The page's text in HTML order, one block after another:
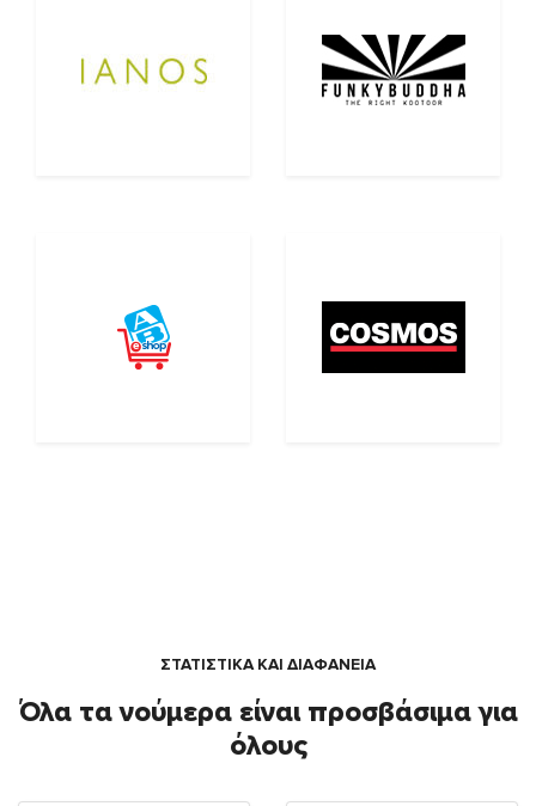
ΣΤΑΤΙΣΤΙΚΑ ΚΑΙ ΔΙΑΦΑΝΕΙΑ
Όλα τα νούμερα είναι προσβάσιμα για
όλους